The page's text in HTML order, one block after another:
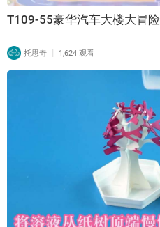
T109-55豪华汽车大楼大冒险
托思奇 | 1,624 观看